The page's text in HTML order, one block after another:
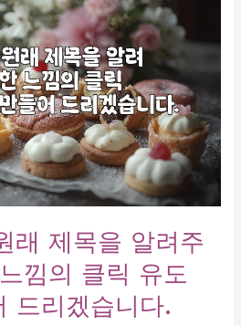
래 제목을 알려주
낌의 클릭 유도
드리겠습니다.